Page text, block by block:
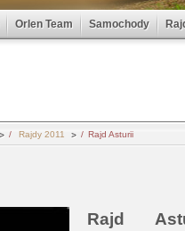
Orlen Team Samochody
Rajdy 2011 Rajd Asturii
Rajd